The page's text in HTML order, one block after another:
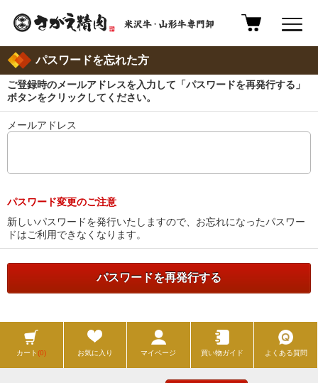
パスワードを忘れた方
ご登録時のメールアドレスを入力して「パスワードを再発行する」
ボタンをクリックしてください。
メールアドレス
パスワード変更のご注意
新しいパスワードを発行いたしますので、お忘れになったパスワー
ドはご利用できなくなります。
カート(0) お気に入り マイページ 買い物ガイド よくある質問
Copyright © Sagae seiniku all right reserved.